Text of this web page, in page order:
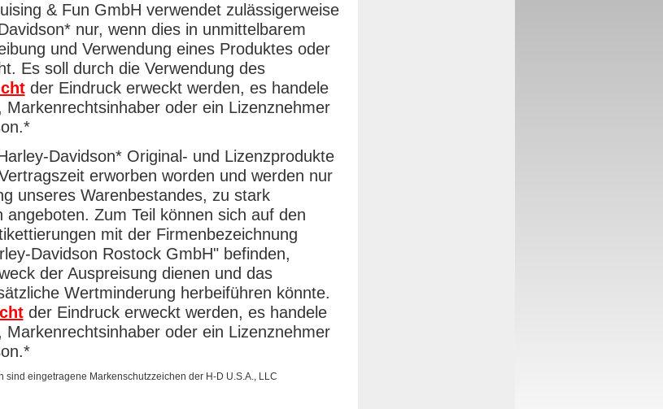
& Fun GmbH verwendet zulässigerweise
nur, wenn dies in unmittelbarem
und Verwendung eines Produktes oder
Es soll durch die Verwendung des
der Eindruck erweckt werden, es handele
Markenrechtsinhaber oder ein Lizenznehmer
Davidson* Original- und Lizenzprodukte
erworben worden und werden nur
unseres Warenbestandes, zu stark
angeboten. Zum Teil können sich auf den
mit der Firmenbezeichnung
Davidson Rostock GmbH" befinden,
der Auspreisung dienen und das
Wertminderung herbeiführen könnte.
der Eindruck erweckt werden, es handele
Markenrechtsinhaber oder ein Lizenznehmer
sind eingetragene Markenschutzzeichen der H-D U.S.A., LLC